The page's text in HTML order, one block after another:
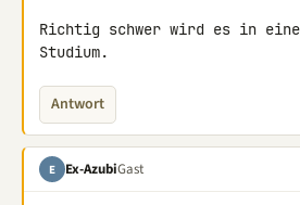
Richtig schwer wird es in
Studium.
Antwort
E Ex-AzubiGast